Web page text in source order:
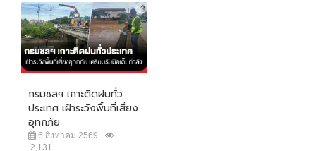
กรมชลฯ เกาะติดฝนทั่ว
ประเทศ เฝ้าระวังพื้นที่เสี่ยง
อุทกภัย
6 สิงหาคม 2569
2,131